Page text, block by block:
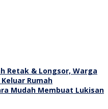
Retak & Longsor, Warga
Rumah
Mudah Membuat Lukisan